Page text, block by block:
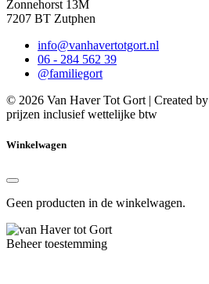
Zonnehorst 13M
7207 BT Zutphen
info@vanhavertotgort.nl
06 - 284 562 39
@familiegort
© 2026 Van Haver Tot Gort | Created by
prijzen inclusief wettelijke btw
Winkelwagen
Geen producten in de winkelwagen.
Beheer toestemming